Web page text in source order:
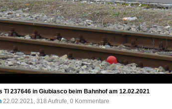
TI 237646 in Giubiasco beim Bahnhof am 12.02.2021
22.02.2021, 318 Aufrufe, 0 Kommentare